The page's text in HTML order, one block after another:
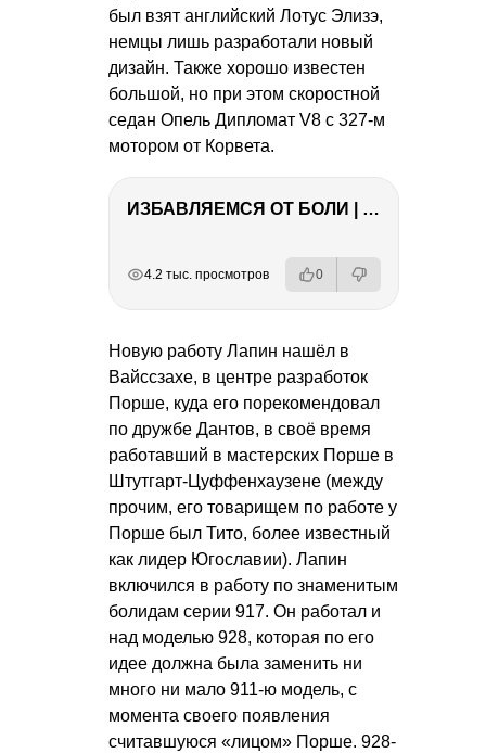
был взят английский Лотус Элизэ,
немцы лишь разработали новый
дизайн. Также хорошо известен
большой, но при этом скоростной
седан Опель Дипломат V8 с 327-м
мотором от Корвета.
ИЗБАВЛЯЕМСЯ ОТ БОЛИ | Важность режима и питания
4.2 тыс. просмотров 0
Новую работу Лапин нашёл в
Вайссзахе, в центре разработок
Порше, куда его порекомендовал
по дружбе Дантов, в своё время
работавший в мастерских Порше в
Штутгарт-Цуффенхаузене (между
прочим, его товарищем по работе у
Порше был Тито, более известный
как лидер Югославии). Лапин
включился в работу по знаменитым
болидам серии 917. Он работал и
над моделью 928, которая по его
идее должна была заменить ни
много ни мало 911-ю модель, с
момента своего появления
считавшуюся «лицом» Порше. 928-